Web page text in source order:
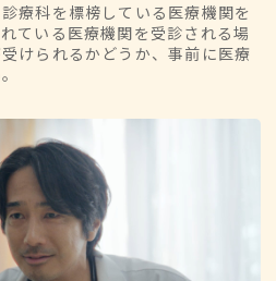
療科を標榜している医療機関を
ている医療機関を受診される場
けられるかどうか、事前に医療